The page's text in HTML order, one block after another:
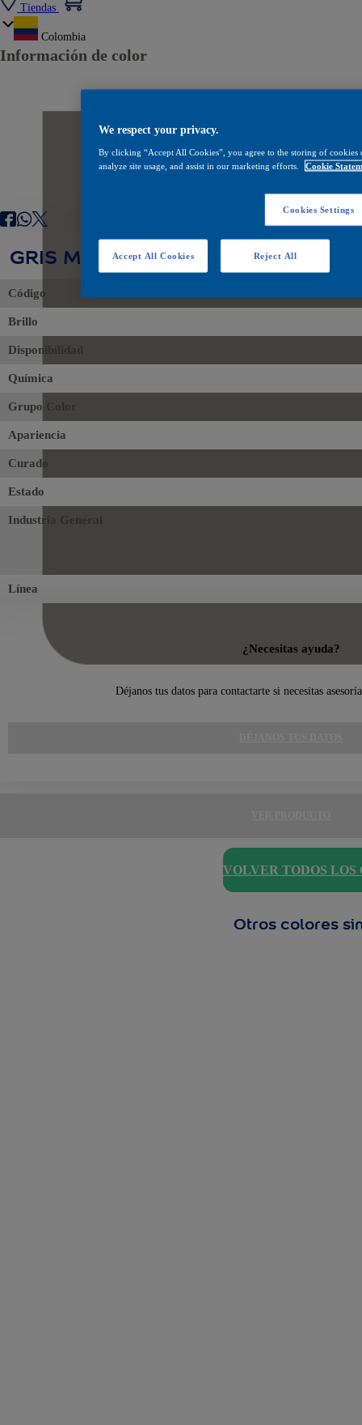
Tiendas
Colombia
Información de color
GRIS MOTEADO 22504
Código
Brillo
Disponibilidad
Química
Grupo Color
Apariencia
Curado
Estado
Industria General
Línea
¿Necesitas ayuda?
Déjanos tus datos para contactarte si necesitas
VOLVER TODOS LOS
Otros colores
We respect your privacy.
By clicking “Accept All Cookies”, you agree to the storing of
analyze site usage, and assist in our marketing efforts.
Cookie
Cookies Settings
Reject All
Accept All Cookies